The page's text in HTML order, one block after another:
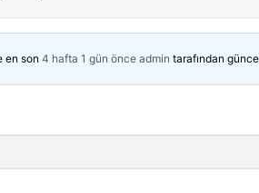
en son 4 hafta 1 gün önce admin tarafından